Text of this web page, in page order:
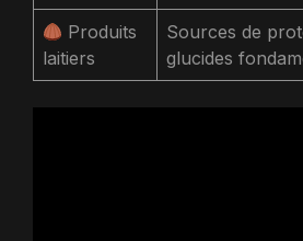
Produits
laitiers
Sources de
glucides